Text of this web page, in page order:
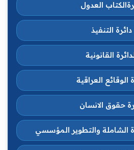
العدول
دائرة التنفيذ
القانونية
الوقائع العراقية
حقوق الانسان
الشاملة والتطوير المؤسسي